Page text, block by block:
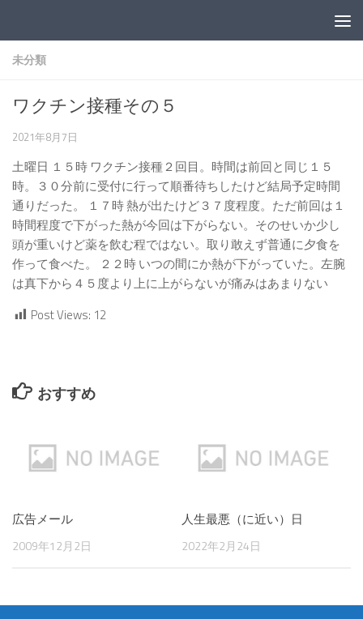
未分類
ワクチン接種その５
2021年8月7日
土曜日 １５時 ワクチン接種２回目。時間は前回と同じ１５
時。３０分前に受付に行って順番待ちしたけど結局予定時間
通りだった。 １７時 熱が出たけど３７度程度。ただ前回は１
時間程度で下がった熱が今回は下がらない。そのせいか少し
頭が重いけど薬を飲む程ではない。取り敢えず普通に夕食を
作って食べた。 ２２時 いつの間にか熱が下がっていた。左腕
は真下から４５度より上に上がらないが痛みはあまりない
Post Views: 12
おすすめ
広告メール
2009年12月2日
人生最悪（に近い）日
2022年2月24日